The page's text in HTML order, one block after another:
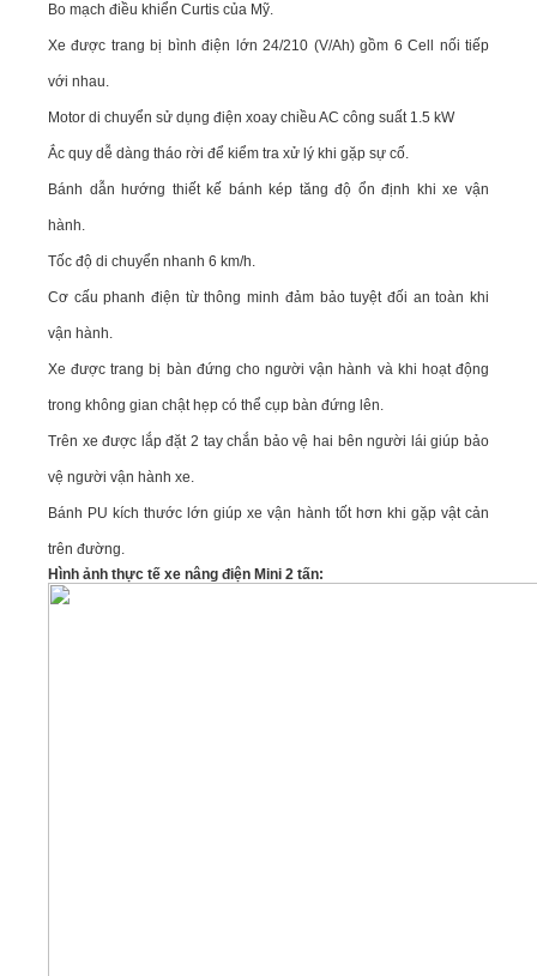
Bo mạch điều khiển Curtis của Mỹ.
Xe được trang bị bình điện lớn 24/210 (V/Ah) gồm 6 Cell nối tiếp
với nhau.
Motor di chuyển sử dụng điện xoay chiều AC công suất 1.5 kW
Ắc quy dễ dàng tháo rời để kiểm tra xử lý khi gặp sự cố.
Bánh dẫn hướng thiết kế bánh kép tăng độ ổn định khi xe vận
hành.
Tốc độ di chuyển nhanh 6 km/h.
Cơ cấu phanh điện từ thông minh đảm bảo tuyệt đối an toàn khi
vận hành.
Xe được trang bị bàn đứng cho người vận hành và khi hoạt động
trong không gian chật hẹp có thể cụp bàn đứng lên.
Trên xe được lắp đặt 2 tay chắn bảo vệ hai bên người lái giúp bảo
vệ người vận hành xe.
Bánh PU kích thước lớn giúp xe vận hành tốt hơn khi gặp vật cản
trên đường.
Hình ảnh thực tế xe nâng điện Mini 2 tấn: